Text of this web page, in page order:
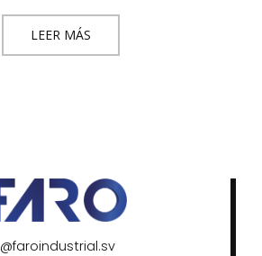
LEER MÁS
@faroindustrial.sv